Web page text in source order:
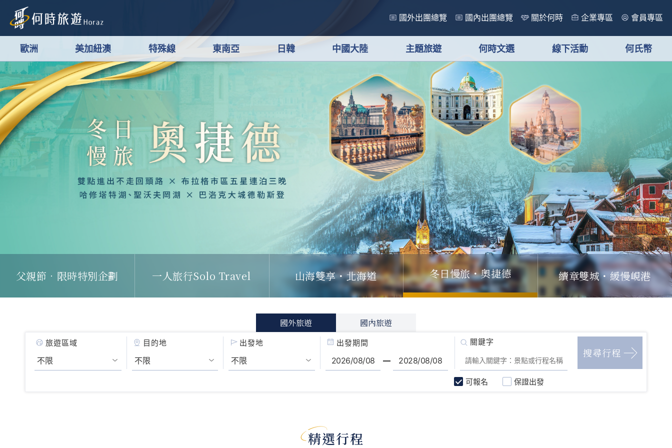
國外出團總覽 國內出團總覽 關於何時 企業專區 會員專區
歐洲 美加紐澳 特殊線 東南亞 日韓 中國大陸 主題旅遊 何時文選 線下活動 何氏幣
父親節．限時特別企劃 一人旅行Solo Travel 山海雙享・北海道 冬日慢旅・奧捷德 續章雙城・緩慢峴港
國外旅遊 國內旅遊
旅遊區域 目的地 出發地 出發期間
可報名 保證出發
精選行程